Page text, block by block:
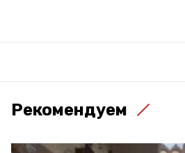
Рекомендуем